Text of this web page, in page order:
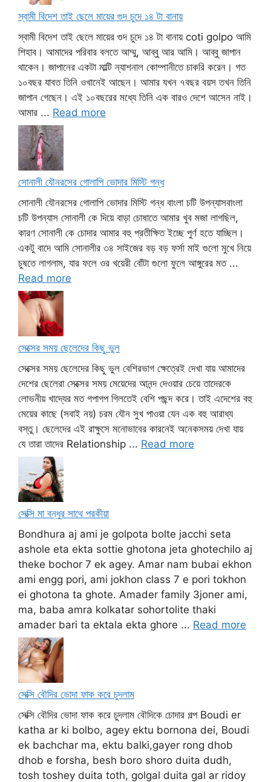
স্বামী বিদেশ তাই ছেলে মায়ের গুদ চুদে ১৪ টা বানায়
স্বামী বিদেশ তাই ছেলে মায়ের গুদ চুদে ১৪ টা বানায় coti golpo আমি
শিহাব। আমাদের পরিবার বলতে আম্মু, আব্বু আর আমি। আব্বু জাপান
থাকেন। জাপানের একটা মাল্টি ন্যাশনাল কোম্পানীতে চাকরি করেন। গত
১০বছর যাবত তিনি ওখানেই আছেন। আমার যখন ৭বছর বয়স তখন তিনি
জাপান গেছেন। এই ১০বছরের মধ্যে তিনি এক বারও দেশে আসেন নাই।
আমার ... Read more
সোনালী যৌনরসের গোলাপি ভোদার মিস্টি গন্ধ
সোনালী যৌনরসের গোলাপি ভোদার মিস্টি গন্ধ বাংলা চটি উপন্যাসবাংলা
চটি উপন্যাস সোনালী কে দিয়ে বাড়া চোষাতে আমার খুব মজা লাগছিল,
কারণ সোনালী কে চোদার আমার বহু প্রতীক্ষিত ইচ্ছে পুর্ণ হতে যাচ্ছিল।
একটু বাদে আমি সোনালীর ৩৪ সাইজের বড় বড় ফর্সা মাই গুলো মুখে নিয়ে
চুষতে লাগলাম, যার ফলে ওর খয়েরী বোঁটা গুলো ফুলে আঙ্গুরের মত ...
Read more
সেক্সের সময় ছেলেদের কিছু ভুল
সেক্সের সময় ছেলেদের কিছু ভুল বেশিরভাগ ক্ষেত্রেই দেখা যায় আমাদের
দেশের ছেলেরা সেক্সের সময় মেয়েদের আনন্দ দেওয়ার চেয়ে তাদেরকে
লোভনীয় খাদ্যের মত গপাগপ গিলতেই বেশি পছন্দ করে। তাই এদেশের বহু
মেয়ের কাছে (সবাই নয়) চরম যৌন সুখ পাওয়া যেন এক বহু আরাধ্য
বস্তু। ছেলেদের এই রাক্ষুসে মনোভাবের কারনেই অনেকসময় দেখা যায়
যে তারা তাদের Relationship ... Read more
সেক্সি মা বন্ধুর সাথে পরকীয়া
Bondhura aj ami je golpota bolte jacchi seta
ashole eta ekta sottie ghotona jeta ghotechilo aj
theke bochor 7 ek agey. Amar nam bubai ekhon
ami engg pori, ami jokhon class 7 e pori tokhon
ei ghotona ta ghote. Amader family 3joner ami,
ma, baba amra kolkatar sohortolite thaki
amader bari ta ektala ekta ghore ... Read more
সেক্সি বৌদির ভোদা ফাক করে চুদলাম
সেক্সি বৌদির ভোদা ফাক করে চুদলাম বৌদিকে চোদার গল্প Boudi er
katha ar ki bolbo, agey ektu bornona dei, Boudi
ek bachchar ma, ektu balki,gayer rong dhob
dhob e forsha, besh boro shoro duita dudh,
tosh toshey duita toth, golgal duita gal ar ridoy